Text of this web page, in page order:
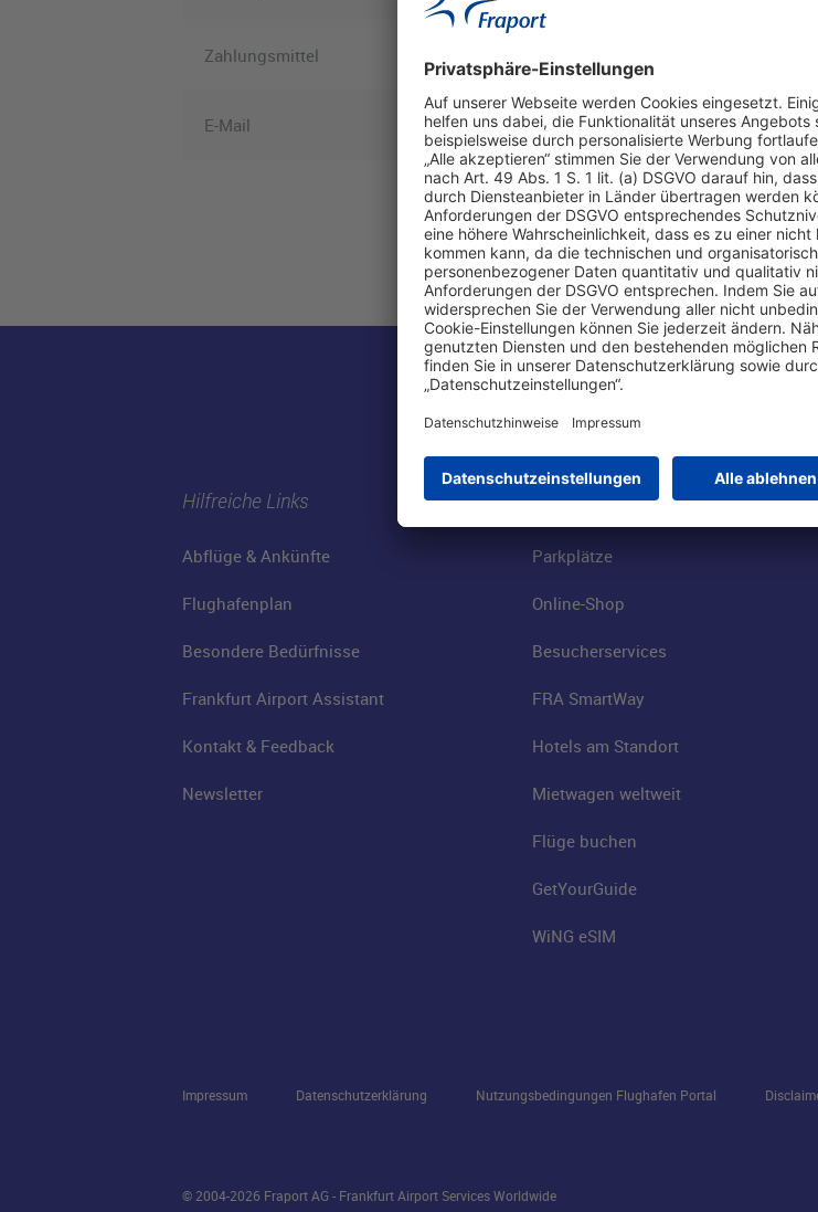
Zahlungsmittel Visa, American
E-Mail
Hilfreiche Links
Abflüge & Ankünfte
Flughafenplan
Besondere Bedürfnisse
Frankfurt Airport Assistant
Kontakt & Feedback
Newsletter
Online einkaufen & buchen
Parkplätze
Online-Shop
Besucherservices
FRA SmartWay
Hotels am Standort
Mietwagen weltweit
Flüge buchen
GetYourGuide
WiNG eSIM
Impressum Datenschutzerklärung Nutzungsbedingungen Flughafen Portal
© 2004-2026 Fraport AG - Frankfurt Airport Services Worldwide